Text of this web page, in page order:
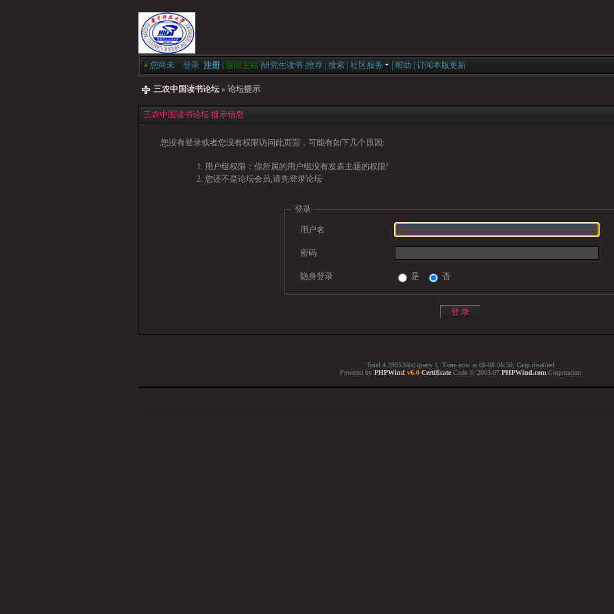
» 您尚未 登录 注册 返回主站 研究生读书 推荐 搜索 社区服务 帮助 订阅本版更新
三农中国读书论坛 » 论坛提示
三农中国读书论坛 提示信息
您没有登录或者您没有权限访问此页面，可能有如下几个原因:
用户组权限：你所属的用户组没有发表主题的权限!
您还不是论坛会员,请先登录论坛
登录
用户名
密码
隐身登录 是 否
Total 4.299536(s) query 1, Time now is:08-08 06:50, Gzip disabled
Powered by PHPWind v6.0 Certificate Code © 2003-07 PHPWind.com Corporation